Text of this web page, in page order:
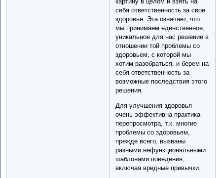
себя ответственность за свое
здоровье. Эта означает, что
мы принимаем единственное,
уникальное для нас решение в
отношении той проблемы со
здоровьем, с которой мы
хотим разобраться, и берем на
себя ответственность за
возможные последствия этого
решения.
Для улучшения здоровья
очень эффективна практика
перепросмотра, т.к. многие
проблемы со здоровьем,
прежде всего, вызваны
разными нефункциональными
шаблонами поведения,
включая вредные привычки.